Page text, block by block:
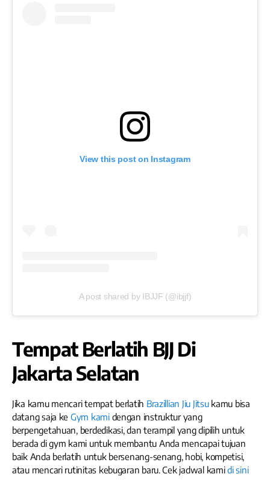
View this post on Instagram
A post shared by IBJJF (@ibjjf)
Tempat Berlatih BJJ Di
Jakarta Selatan
Jika kamu mencari tempat berlatih Brazillian Jiu Jitsukamu bisa
datang saja ke Gym kami dengan instruktur yang
berpengetahuan, berdedikasi, dan terampil yang dipilih untuk
berada di gym kami untuk membantu Anda mencapai tujuan
baik Anda berlatih untuk bersenang-senang, hobi, kompetisi,
atau mencari rutinitas kebugaran baru. Cek jadwal kamidi sini